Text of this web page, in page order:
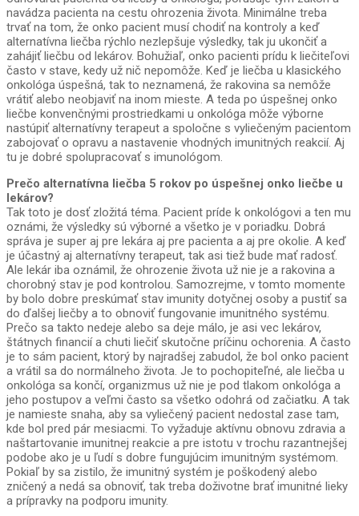
navádza pacienta na cestu ohrozenia života. Minimálne treba
trvať na tom, že onko pacient musí chodiť na kontroly a keď
alternatívna liečba rýchlo nezlepšuje výsledky, tak ju ukončiť a
zahájiť liečbu od lekárov. Bohužiaľ, onko pacienti prídu k liečiteľovi
často v stave, kedy už nič nepomôže. Keď je liečba u klasického
onkológa úspešná, tak to neznamená, že rakovina sa nemôže
vrátiť alebo neobjaviť na inom mieste. A teda po úspešnej onko
liečbe konvenčnými prostriedkami u onkológa môže výborne
nastúpiť alternatívny terapeut a spoločne s vyliečeným pacientom
zabojovať o opravu a nastavenie vhodných imunitných reakcií. Aj
tu je dobré spolupracovať s imunológom.
Prečo alternatívna liečba 5 rokov po úspešnej onko liečbe u
lekárov?
Tak toto je dosť zložitá téma. Pacient príde k onkológovi a ten mu
oznámi, že výsledky sú výborné a všetko je v poriadku. Dobrá
správa je super aj pre lekára aj pre pacienta a aj pre okolie. A keď
je účastný aj alternatívny terapeut, tak asi tiež bude mať radosť.
Ale lekár iba oznámil, že ohrozenie života už nie je a rakovina a
chorobný stav je pod kontrolou. Samozrejme, v tomto momente
by bolo dobre preskúmať stav imunity dotyčnej osoby a pustiť sa
do ďalšej liečby a to obnoviť fungovanie imunitného systému.
Prečo sa takto nedeje alebo sa deje málo, je asi vec lekárov,
štátnych financií a chuti liečiť skutočne príčinu ochorenia. A často
je to sám pacient, ktorý by najradšej zabudol, že bol onko pacient
a vrátil sa do normálneho života. Je to pochopiteľné, ale liečba u
onkológa sa končí, organizmus už nie je pod tlakom onkológa a
jeho postupov a veľmi často sa všetko odohrá od začiatku. A tak
je namieste snaha, aby sa vyliečený pacient nedostal zase tam,
kde bol pred pár mesiacmi. To vyžaduje aktívnu obnovu zdravia a
naštartovanie imunitnej reakcie a pre istotu v trochu razantnejšej
podobe ako je u ľudí s dobre fungujúcim imunitným systémom.
Pokiaľ by sa zistilo, že imunitný systém je poškodený alebo
zničený a nedá sa obnoviť, tak treba doživotne brať imunitné lieky
a prípravky na podporu imunity.